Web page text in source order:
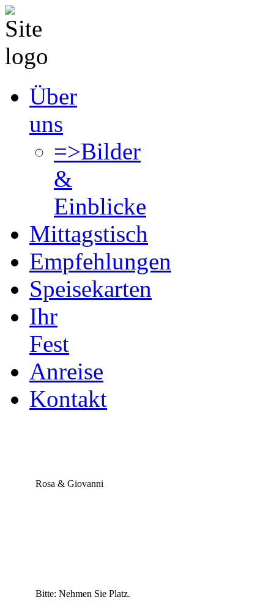
Über
uns
=>Bilder
&
Einblicke
Mittagstisch
Empfehlungen
Speisekarten
Ihr
Fest
Anreise
Kontakt
Rosa & Giovanni
Bitte: Nehmen Sie Platz.